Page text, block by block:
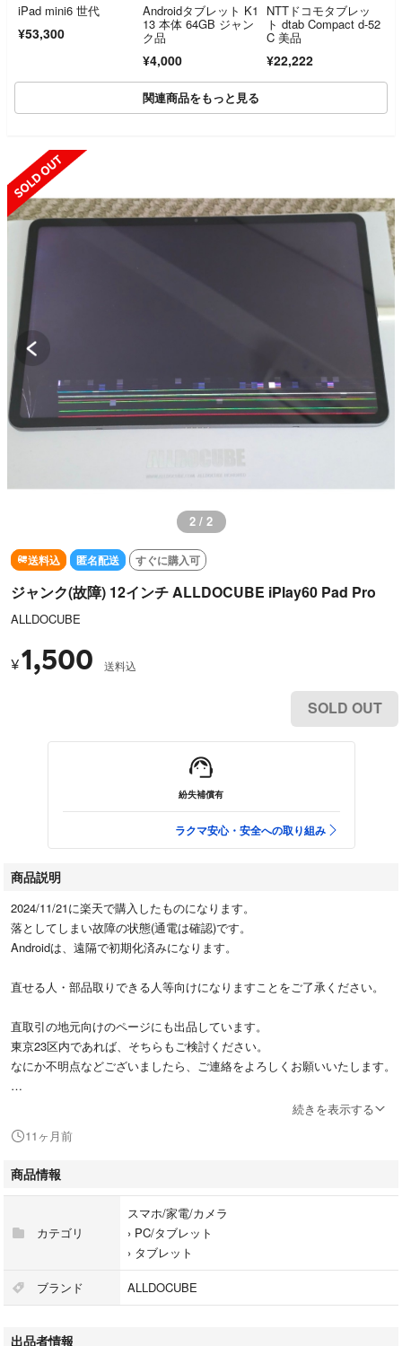
iPad mini6 世代
¥53,300
Androidタブレット K1
13 本体 64GB ジャン
ク品
¥4,000
NTTドコモタブレッ
ト dtab Compact d-52
C 美品
¥22,222
関連商品をもっと見る
2 / 2
送料込 匿名配送 すぐに購入可
ジャンク(故障) 12インチ ALLDOCUBE iPlay60 Pad Pro
ALLDOCUBE
¥1,500 送料込
SOLD OUT
紛失補償有
ラクマ安心・安全への取り組み
商品説明
2024/11/21に楽天で購入したものになります。
落としてしまい故障の状態(通電は確認)です。
Androidは、遠隔で初期化済みになります。
直せる人・部品取りできる人等向けになりますことをご了承ください。
直取引の地元向けのページにも出品しています。
東京23区内であれば、そちらもご検討ください。
なにか不明点などございましたら、ご連絡をよろしくお願いいたします。
お送りするのは、本体のみをプチプチに包んでゆうぱけっとで発送予定で
※箱も必要でしたら、(ゆうぱけっとに入らないため)別途相談ください。8
0サイズで＋1000円で承ります。
ジャンク(故障) タブレット 12インチ ALLDOCUBE iPlay60 Pad Pro WIF
I Androidタブレット 2.5K解像度 大画面 4つスピーカー Wideline L1 20GB
(8+12仮想) +128GB 10000mAh PCモード
続きを表示する
11ヶ月前
商品情報
カテゴリ
スマホ/家電/カメラ
› PC/タブレット
› タブレット
ブランド ALLDOCUBE
出品者情報